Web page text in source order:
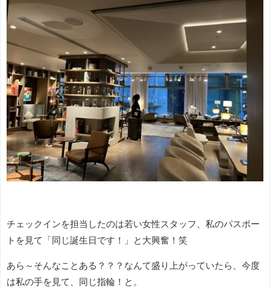
チェックインを担当したのは若い女性スタッフ、私のパスポー
トを見て「同じ誕生日です！」と大興奮！笑
あら～そんなことある？？？なんて盛り上がっていたら、今度
は私の手を見て、同じ指輪！と。